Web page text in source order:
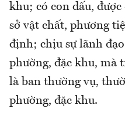
khu; có con dấu,
sở vật chất, phương
định; chịu sự lãnh
phường, đặc khu, mà
là ban thường vụ,
phường, đặc khu.